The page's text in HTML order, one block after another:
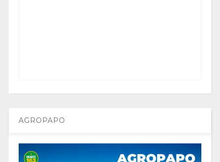
AGROPAPO